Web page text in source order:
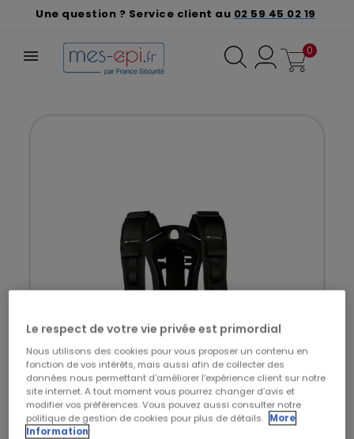
Une question ? Service client au 02 59 45 02 19
0
Le respect de votre vie privée est primordial
Nous utilisons des cookies pour vous proposer un contenu en
fonction de vos intérêts, mais aussi afin de collecter des
données nous permettant d’améliorer l’expérience client sur notre
site internet. A tout moment vous pourrez changer d’avis et
modifier vos préférences. Vous pouvez aussi consulter notre
politique de gestion de cookies pour plus de détails. More
Information